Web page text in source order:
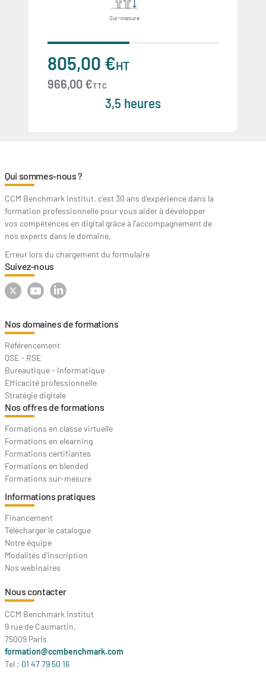
Sur-mesure
805,00 €HT
966,00 €TTC
3,5 heures
Qui sommes-nous ?
CCM Benchmark Institut, c'est 30 ans d'expérience dans la
formation professionnelle pour vous aider à développer
vos compétences en digital grâce à l’accompagnement de
nos experts dans le domaine.
Erreur lors du chargement du formulaire
Suivez-nous
Nos domaines de formations
Référencement
QSE - RSE
Bureautique - Informatique
Efficacité professionnelle
Stratégie digitale
Nos offres de formations
Formations en classe virtuelle
Formations en elearning
Formations certifiantes
Formations en blended
Formations sur-mesure
Informations pratiques
Financement
Télécharger le catalogue
Notre équipe
Modalités d'inscription
Nos webinaires
Nous contacter
CCM Benchmark Institut
9 rue de Caumartin,
75009 Paris
formation@ccmbenchmark.com
Tel : 01 47 79 50 16